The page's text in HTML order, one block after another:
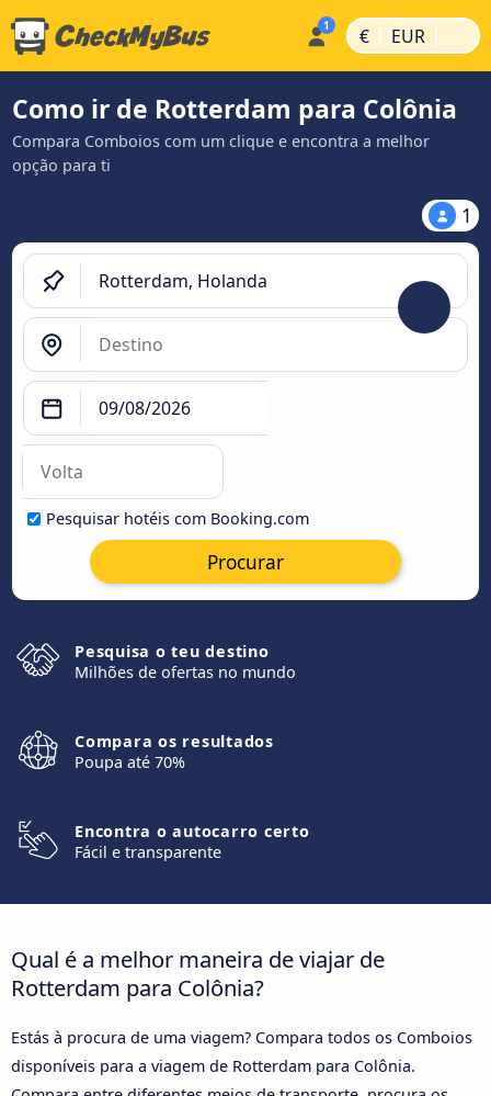
€ | EUR |
Como ir de Rotterdam para Colônia
Compara Comboios com um clique e encontra a melhor
opção para ti
1
Pesquisar hotéis com Booking.com
Procurar
Pesquisa o teu destino
Milhões de ofertas no mundo
Compara os resultados
Poupa até 70%
Encontra o autocarro certo
Fácil e transparente
Qual é a melhor maneira de viajar de
Rotterdam para Colônia?
Estás à procura de uma viagem? Compara todos os Comboios
disponíveis para a viagem de Rotterdam para Colônia.